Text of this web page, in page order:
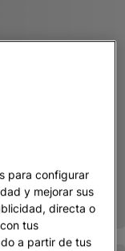
para configurar
y mejorar sus
directa o
tus
a partir de tus